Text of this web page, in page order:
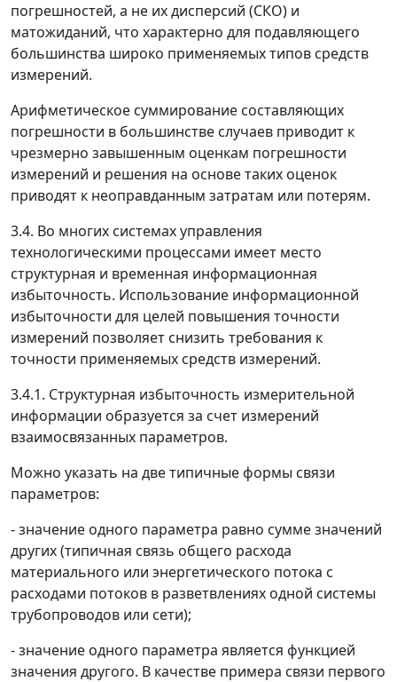
погрешностей, а не их дисперсий (СКО) и
матожиданий, что характерно для подавляющего
большинства широко применяемых типов средств
измерений.
Арифметическое суммирование составляющих
погрешности в большинстве случаев приводит к
чрезмерно завышенным оценкам погрешности
измерений и решения на основе таких оценок
приводят к неоправданным затратам или потерям.
3.4. Во многих системах управления
технологическими процессами имеет место
структурная и временная информационная
избыточность. Использование информационной
избыточности для целей повышения точности
измерений позволяет снизить требования к
точности применяемых средств измерений.
3.4.1. Структурная избыточность измерительной
информации образуется за счет измерений
взаимосвязанных параметров.
Можно указать на две типичные формы связи
параметров:
- значение одного параметра равно сумме значений
других (типичная связь общего расхода
материального или энергетического потока с
расходами потоков в разветвлениях одной системы
трубопроводов или сети);
- значение одного параметра является функцией
значения другого. В качестве примера связи первого